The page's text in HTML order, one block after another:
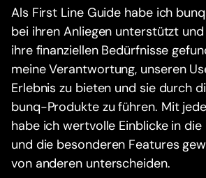
Als First Line Guide habe ich
bei ihren Anliegen unterstützt
ihre finanziellen Bedürfnisse
meine Verantwortung, unseren
Erlebnis zu bieten und sie durch
bunq-Produkte zu führen. Mit
habe ich wertvolle Einblicke in
und die besonderen Features
von anderen unterscheiden.